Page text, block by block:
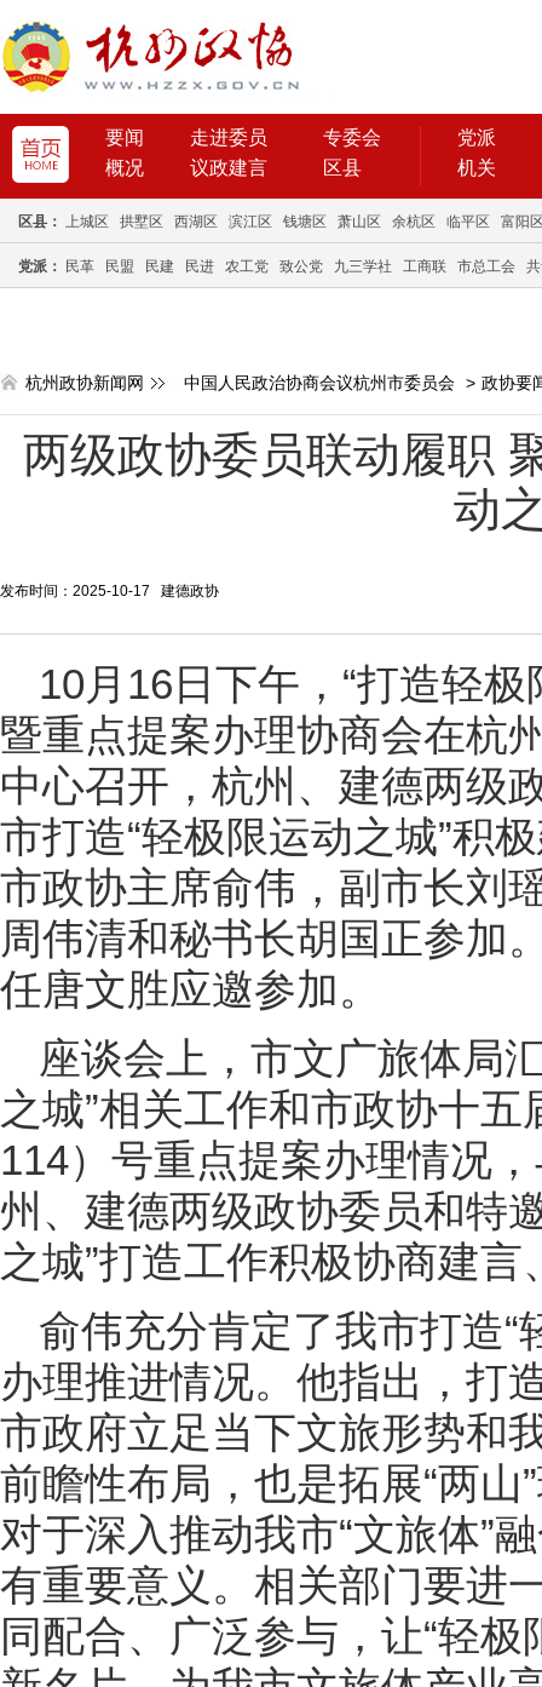
要闻 走进委员
专委会
概况
议政建言 区县
党派
机关
区县： 上城区 拱墅区 西湖区 滨江区 钱塘区 萧山区 余杭区 临平区 富阳
党派： 民革 民盟 民建 民进 农工党 致公党 九三学社 工商联 市总工会
杭州政协新闻网 中国人民政治协商会议杭州市委员会 > 政协要
两级政协委员联动履职
动
发布时间：2025-10-17 建德政协
10月16日下午，“打造轻
暨重点提案办理协商会在杭
中心召开，杭州、建德两级
市打造“轻极限运动之城”积
市政协主席俞伟，副市长刘
周伟清和秘书长胡国正参加
任唐文胜应邀参加。
座谈会上，市文广旅体局
之城”相关工作和市政协十
114）号重点提案办理情况
州、建德两级政协委员和特
之城”打造工作积极协商建言
俞伟充分肯定了我市打造“
办理推进情况。他指出，打
市政府立足当下文旅形势和
前瞻性布局，也是拓展“两
对于深入推动我市“文旅体”
有重要意义。相关部门要进
同配合、广泛参与，让“轻